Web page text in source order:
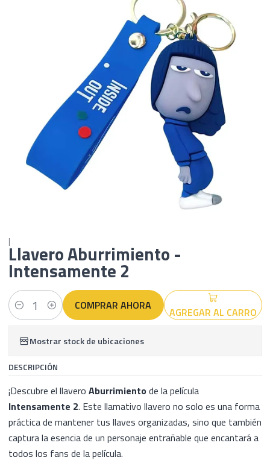
|Llavero Aburrimiento -
Intensamente 2
Cantidad AGREGAR AL CARRO
COMPRAR AHORA
Mostrar stock de ubicaciones
DESCRIPCIÓN
¡Descubre el llavero Aburrimientode la película
Intensamente 2. Este llamativo llavero no solo es una forma
práctica de mantener tus llaves organizadas, sino que también
captura la esencia de un personaje entrañable que encantará a
todos los fans de la película.